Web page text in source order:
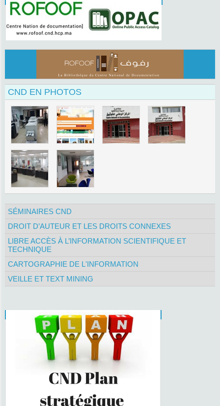
CND EN PHOTOS
SÉMINAIRES CND
DROIT D’AUTEUR ET LES DROITS CONNEXES
LIBRE ACCÈS À L’INFORMATION SCIENTIFIQUE ET
TECHNIQUE
CARTOGRAPHIE DE L'INFORMATION
VEILLE ET TEXT MINING